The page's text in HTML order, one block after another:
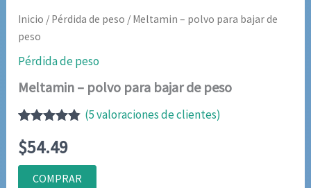
Inicio / Pérdida de peso / Meltamin – polvo para bajar de
peso
Pérdida de peso
Meltamin – polvo para bajar de peso
con4.80de
5 en base
a
valoraciones
(5valoraciones de clientes)
$54.49
COMPRAR